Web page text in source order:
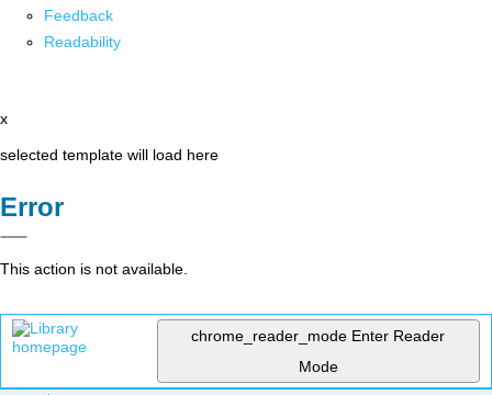
Feedback
Readability
x
selected template will load here
Error
This action is not available.
chrome_reader_mode Enter Reader
Mode